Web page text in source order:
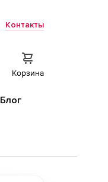
Контакты
Корзина
Блог